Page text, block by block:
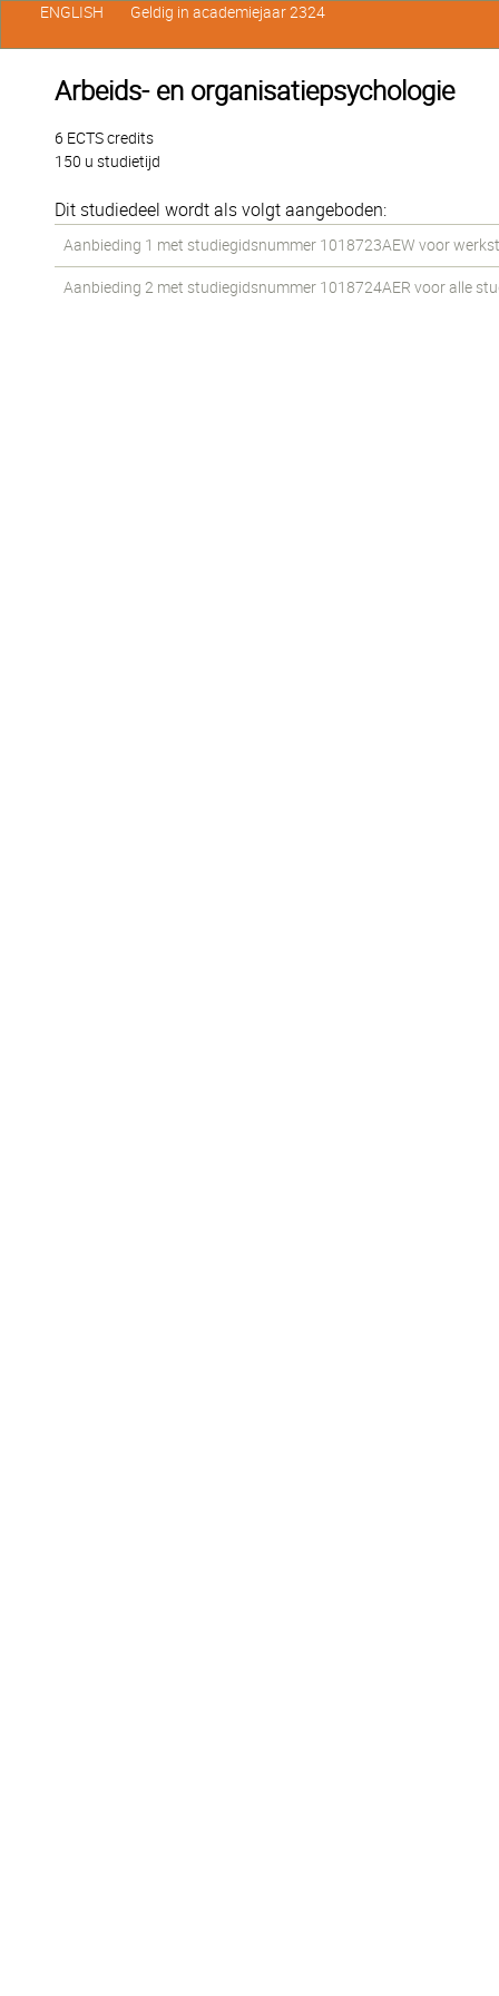
Arbeids- en organisatiepsychologie
6 ECTS credits
150 u studietijd
Dit studiedeel wordt als volgt aangeboden:
Aanbieding 1 met studiegidsnummer 1018723AEW voor
Aanbieding 2 met studiegidsnummer 1018724AER voor alle
ENGLISH Geldig in academiejaar 2324